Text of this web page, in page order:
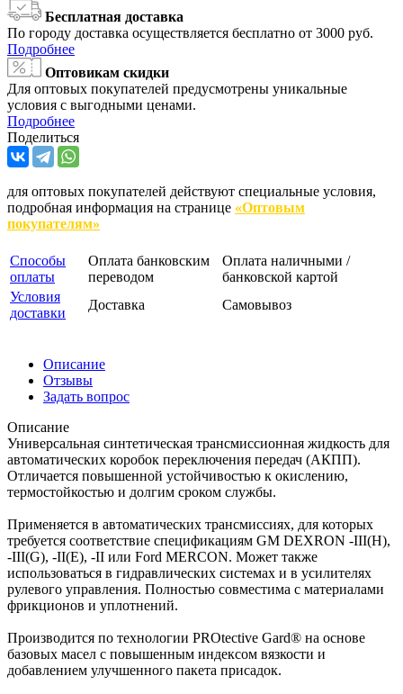
Бесплатная доставка
По городу доставка осуществляется бесплатно от 3000 руб.
Подробнее
Оптовикам скидки
Для оптовых покупателей предусмотрены уникальные
условия с выгодными ценами.
Подробнее
Поделиться
для оптовых покупателей действуют специальные условия,
подробная информация на странице «Оптовым
покупателям»
Способы
оплаты
Оплата банковским
переводом
Оплата наличными /
банковской картой
Условия
доставки
Доставка Самовывоз
Описание
Отзывы
Задать вопрос
Описание
Универсальная синтетическая трансмиссионная жидкость для
автоматических коробок переключения передач (АКПП).
Отличается повышенной устойчивостью к окислению,
термостойкостью и долгим сроком службы.
Применяется в автоматических трансмиссиях, для которых
требуется соответствие спецификациям GM DEXRON -III(H),
-III(G), -II(E), -II или Ford MERCON. Может также
использоваться в гидравлических системах и в усилителях
рулевого управления. Полностью совместима с материалами
фрикционов и уплотнений.
Производится по технологии PROtective Gard® на основе
базовых масел с повышенным индексом вязкости и
добавлением улучшенного пакета присадок.